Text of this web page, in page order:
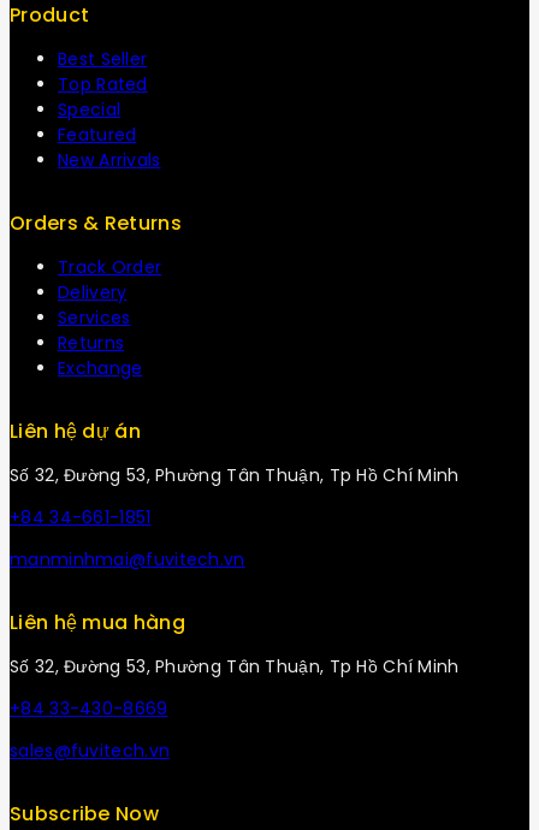
Product
Best Seller
Top Rated
Special
Featured
New Arrivals
Orders & Returns
Track Order
Delivery
Services
Returns
Exchange
Liên hệ dự án
Số 32, Đường 53, Phường Tân Thuận, Tp Hồ Chí Minh
+84 34-661-1851
manminhmai@fuvitech.vn
Liên hệ mua hàng
Số 32, Đường 53, Phường Tân Thuận, Tp Hồ Chí Minh
+84 33-430-8669
sales@fuvitech.vn
Subscribe Now